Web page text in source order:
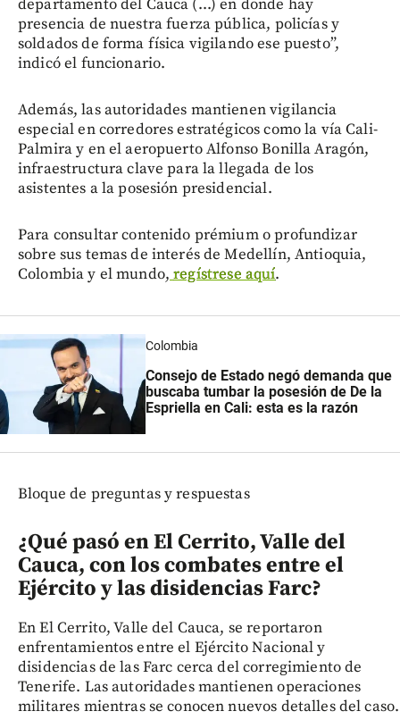
departamento del Cauca (...) en donde hay
presencia de nuestra fuerza pública, policías y
soldados de forma física vigilando ese puesto”,
indicó el funcionario.
Además, las autoridades mantienen vigilancia
especial en corredores estratégicos como la vía Cali-
Palmira y en el aeropuerto Alfonso Bonilla Aragón,
infraestructura clave para la llegada de los
asistentes a la posesión presidencial.
Para consultar contenido prémium o profundizar
sobre sus temas de interés de Medellín, Antioquia,
Colombia y el mundo, regístrese aquí.
Colombia
Consejo de Estado negó demanda que
buscaba tumbar la posesión de De la
Espriella en Cali: esta es la razón
Bloque de preguntas y respuestas
¿Qué pasó en El Cerrito, Valle del
Cauca, con los combates entre el
Ejército y las disidencias Farc?
En El Cerrito, Valle del Cauca, se reportaron
enfrentamientos entre el Ejército Nacional y
disidencias de las Farc cerca del corregimiento de
Tenerife. Las autoridades mantienen operaciones
militares mientras se conocen nuevos detalles del caso.